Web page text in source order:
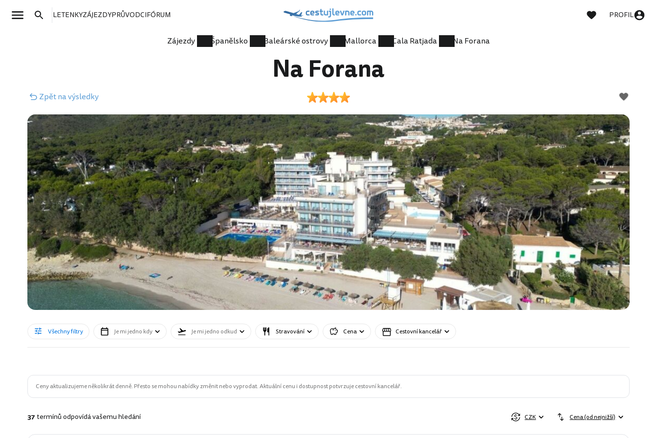
LETENKYZÁJEZDYPRŮVODCIFÓRUM PROFIL
Zájezdy Španělsko Baleárské ostrovy Mallorca Cala Ratjada Na Forana
Na Forana
Zpětna výsledky
Všechny filtry Je mi jedno kdy Je mi jedno odkud Stravování Cena Cestovní kancelář
Ceny aktualizujeme několikrát denně. Přesto se mohou nabídky změnit nebo vyprodat. Aktuální cenu i dostupnost potvrzuje cestovní kancelář.
37termínů odpovídá vašemu hledání CZK Cena (od nejnižší)